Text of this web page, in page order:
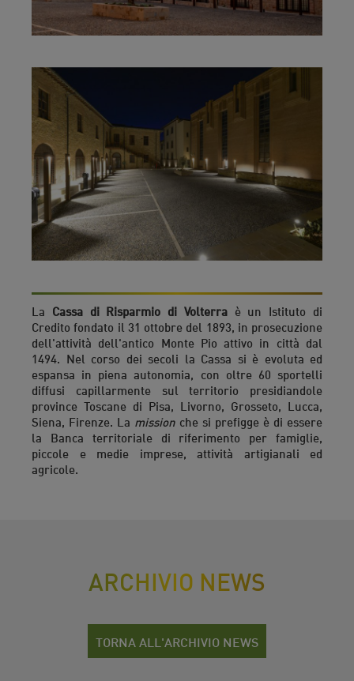
La Cassa di Risparmio di Volterraè un Istituto di
Credito fondato il 31 ottobre del 1893, in prosecuzione
dell'attività dell'antico Monte Pio attivo in città dal
1494. Nel corso dei secoli la Cassa si è evoluta ed
espansa in piena autonomia, con oltre 60 sportelli
diffusi capillarmente sul territorio presidiandole
province Toscane di Pisa, Livorno, Grosseto, Lucca,
Siena, Firenze. La mission che si prefigge è di essere
la Banca territoriale di riferimento per famiglie,
piccole e medie imprese, attività artigianali ed
agricole.
ARCHIVIO NEWS
TORNA ALL'ARCHIVIO NEWS